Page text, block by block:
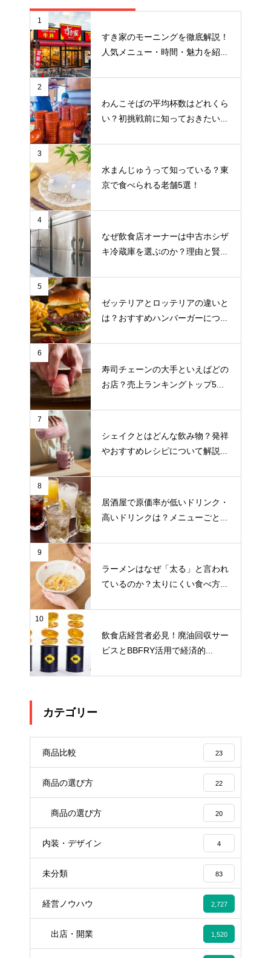
1
すき家のモーニングを徹底解説！
人気メニュー・時間・魅力を紹...
2
わんこそばの平均杯数はどれくら
い？初挑戦前に知っておきたい...
3
水まんじゅうって知っている？東
京で食べられる老舗5選！
4
なぜ飲食店オーナーは中古ホシザ
キ冷蔵庫を選ぶのか？理由と賢...
5
ゼッテリアとロッテリアの違いと
は？おすすめハンバーガーにつ...
6
寿司チェーンの大手といえばどの
お店？売上ランキングトップ5...
7
シェイクとはどんな飲み物？発祥
やおすすめレシピについて解説...
8
居酒屋で原価率が低いドリンク・
高いドリンクは？メニューごと...
9
ラーメンはなぜ「太る」と言われ
ているのか？太りにくい食べ方...
10
飲食店経営者必見！廃油回収サー
ビスとBBFRY活用で経済的...
カテゴリー
商品比較 23
商品の選び方 22
商品の選び方 20
内装・デザイン 4
未分類 83
経営ノウハウ 2,727
出店・開業 1,520